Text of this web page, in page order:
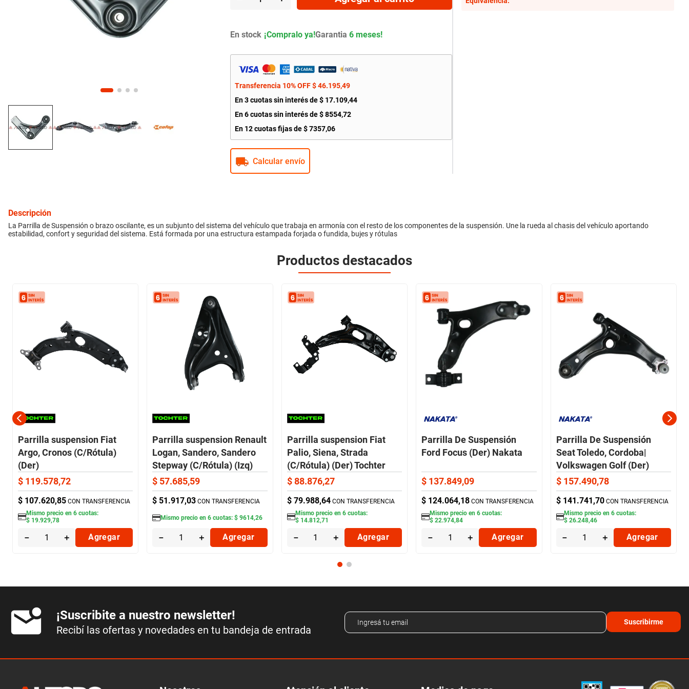
inyección
equipamiento
En stock Garantia 6 meses!
Transferencia 10% OFF$46.195,49
En3cuotas sin interés de$ 17.109,44
En6cuotas sin interés de$8554,72
En 12cuotas fijas de$7357,06
Calcular envío
Descripción
La Parrilla de Suspensión o brazo oscilante, es un subjunto del sistema del vehículo que trabaja en armonía con el resto de los componentes de la suspensión. Une la rueda al chasis del vehículo aportando
estabilidad, confort y seguridad del sistema. Está formada por una estructura estampada forjada o fundida, bujes y rótulas
Productos destacados
Parrilla suspension Fiat
Argo, Cronos (C/Rótula)
(Der)
$ 119.578,72
$ 107.620,85 CON TRANSFERENCIA
Mismo precio en 6cuotas:
$ 19.929,78
＋
－ Agregar
Parrilla suspension Renault
Logan, Sandero, Sandero
Stepway (C/Rótula) (Izq)
$ 57.685,59
$ 51.917,03 CON TRANSFERENCIA
Mismo precio en6 cuotas:$ 9614,26
＋
－ Agregar
Parrilla suspension Fiat
Palio, Siena, Strada
(C/Rótula) (Der) Tochter
$ 88.876,27
$ 79.988,64 CON TRANSFERENCIA
Mismo precio en 6cuotas:
$ 14.812,71
＋
－ Agregar
Parrilla De Suspensión
Ford Focus (Der) Nakata
$ 137.849,09
$ 124.064,18 CON TRANSFERENCIA
Mismo precio en6 cuotas:
$ 22.974,84
＋
－ Agregar
Parrilla De Suspensión
Seat Toledo, Cordoba|
Volkswagen Golf (Der)
Nakata
$ 157.490,78
$ 141.741,70 CON TRANSFERENCIA
Mismo precio en6 cuotas:
$ 26.248,46
＋
－ Agregar
¡Suscribite a nuestro newsletter!
Recibí las ofertas y novedades en tu bandeja de entrada
Suscribirme
10. aveo